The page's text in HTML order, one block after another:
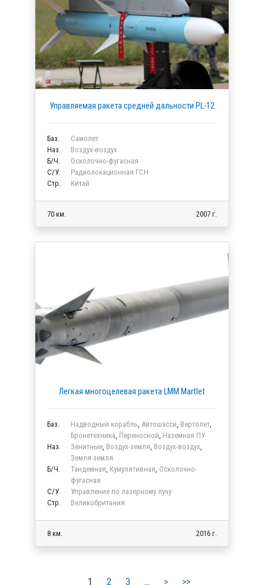
Управляемая ракета средней дальности PL-12
Баз.
Самолет
Наз.
Воздух-воздух
Б/Ч.
Осколочно-фугасная
C/У.
Радиолокационная ГСН
Стр.
Китай
70 км. 2007 г.
Легкая многоцелевая ракета LMM Martlet
Баз. Надводный корабль, Автошасси, Вертолет,
Бронетехника, Переносной, Наземная ПУ
Наз.
Зенитные, Воздух-земля, Воздух-воздух,
Земля-земля
Б/Ч.
Тандемная, Кумулятивная, Осколочно-
фугасная
C/У.
Управление по лазерному лучу
Стр.
Великобритания
8 км. 2016 г.
1 2 3 … > >>